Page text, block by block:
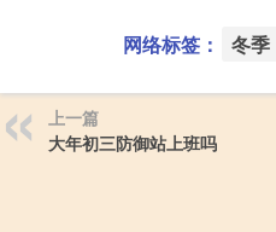
网络标签： 冬季
上一篇
大年初三防御站上班吗